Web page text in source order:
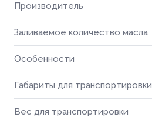
Производитель
Заливаемое количество масла
Особенности
Габариты для транспортировки
Вес для транспортировки